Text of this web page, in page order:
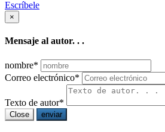
Escríbele
×
Mensaje al autor. . .
nombre*
Correo electrónico*
Texto de autor*
Close enviar